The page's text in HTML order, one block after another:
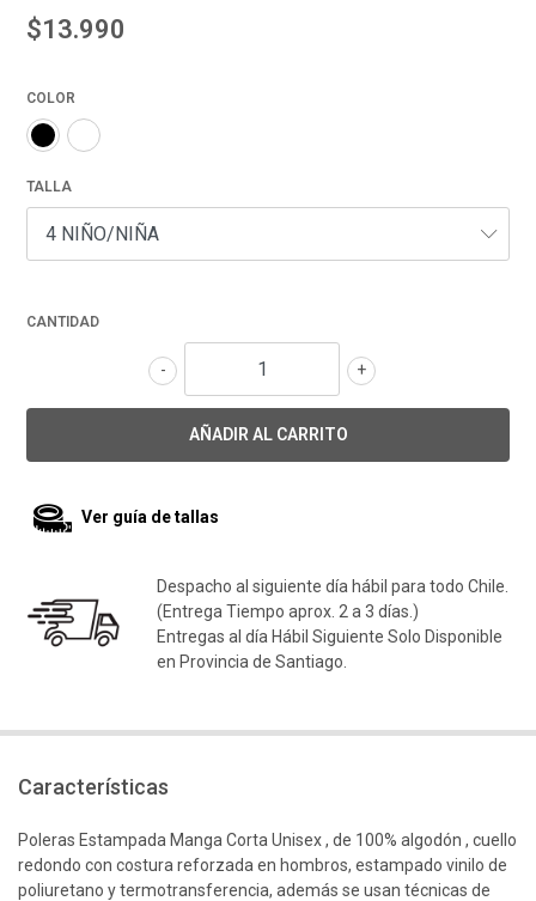
$13.990
COLOR
TALLA
CANTIDAD
+
-
Ver guía de tallas
Despacho al siguiente día hábil para todo Chile.
(Entrega Tiempo aprox. 2 a 3 días.)
Entregas al día Hábil Siguiente Solo Disponible
en Provincia de Santiago.
Características
Poleras Estampada Manga Corta Unisex , de 100% algodón , cuello
redondo con costura reforzada en hombros, estampado vinilo de
poliuretano y termotransferencia, además se usan técnicas de